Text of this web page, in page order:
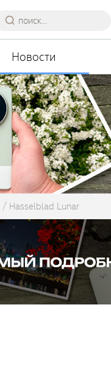
Новости
Hasselblad Lunar